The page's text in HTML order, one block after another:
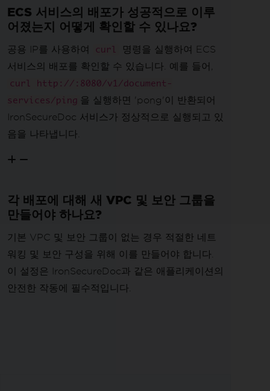
ECS 서비스의 배포가 성공적으로 이루
어졌는지 어떻게 확인할 수 있나요?
공용 IP를 사용하여 curl
명령을 실행하여 ECS
서비스의 배포를 확인할 수 있습니다. 예를 들어,
curl http:// :8080/v1/document-
services/ping 을 실행하면 'pong'이 반환되어
IronSecureDoc 서비스가 정상적으로 실행되고 있
음을 나타냅니다.
각 배포에 대해 새 VPC 및 보안 그룹을
만들어야 하나요?
기본 VPC 및 보안 그룹이 없는 경우 적절한 네트
워킹 및 보안 구성을 위해 이를 만들어야 합니다.
이 설정은 IronSecureDoc과 같은 애플리케이션의
안전한 작동에 필수적입니다.